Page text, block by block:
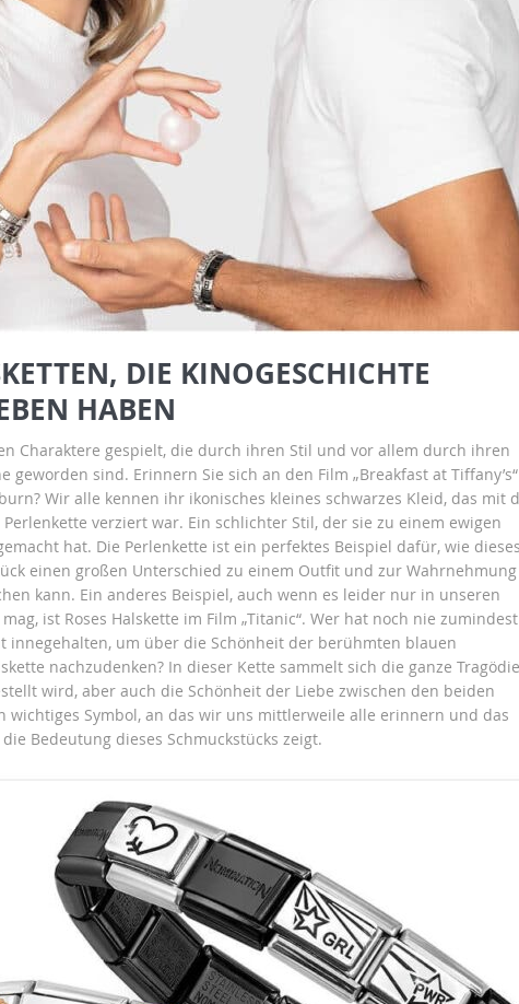
DIE KINOGESCHICHTE
HABEN
Charaktere gespielt, die durch ihren Stil und vor allem durch ihren
geworden sind. Erinnern Sie sich an den Film „Breakfast at Tiffany’s“
Wir alle kennen ihr ikonisches kleines schwarzes Kleid, das mit
verziert war. Ein schlichter Stil, der sie zu einem ewigen
hat. Die Perlenkette ist ein perfektes Beispiel dafür, wie dieses
einen großen Unterschied zu einem Outfit und zur Wahrnehmung
kann. Ein anderes Beispiel, auch wenn es leider nur in unseren
ist Roses Halskette im Film „Titanic“. Wer hat noch nie zumindest
innegehalten, um über die Schönheit der berühmten blauen
nachzudenken? In dieser Kette sammelt sich die ganze
wird, aber auch die Schönheit der Liebe zwischen den beiden
wichtiges Symbol, an das wir uns mittlerweile alle erinnern und das
Bedeutung dieses Schmuckstücks zeigt.